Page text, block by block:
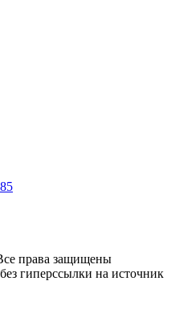
права защищены
гиперссылки на источник